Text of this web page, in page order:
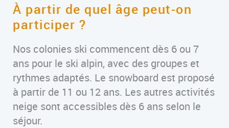
À partir de quel âge peut-on
participer ?
Nos colonies ski commencent dès 6 ou 7
ans pour le ski alpin, avec des groupes et
rythmes adaptés. Le snowboard est proposé
à partir de 11 ou 12 ans. Les autres activités
neige sont accessibles dès 6 ans selon le
séjour.